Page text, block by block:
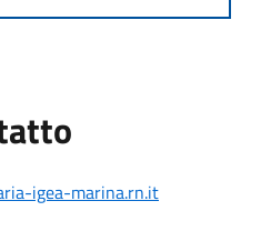
igea-marina.rn.it